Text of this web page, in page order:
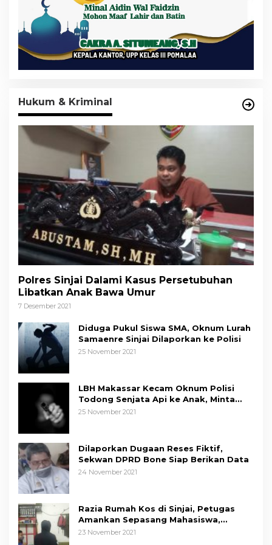
Hukum & Kriminal
Polres Sinjai Dalami Kasus Persetubuhan
Libatkan Anak Bawa Umur
7 Desember 2021
Diduga Pukul Siswa SMA, Oknum Lurah
Samaenre Sinjai Dilaporkan ke Polisi
25 November 2021
LBH Makassar Kecam Oknum Polisi
Todong Senjata Api ke Anak, Minta
Kapolda Sulsel Tindak Tegas
25 November 2021
Dilaporkan Dugaan Reses Fiktif,
Sekwan DPRD Bone Siap Berikan Data
24 November 2021
Razia Rumah Kos di Sinjai, Petugas
Amankan Sepasang Mahasiswa,
Mengaku Berpacaran
23 November 2021